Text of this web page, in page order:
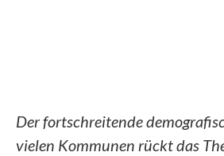
Der fortschreitende
vielen Kommunen rückt das